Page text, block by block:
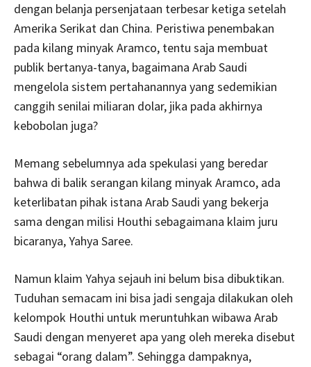
dengan belanja persenjataan terbesar ketiga setelah
Amerika Serikat dan China. Peristiwa penembakan
pada kilang minyak Aramco, tentu saja membuat
publik bertanya-tanya, bagaimana Arab Saudi
mengelola sistem pertahanannya yang sedemikian
canggih senilai miliaran dolar, jika pada akhirnya
kebobolan juga?
Memang sebelumnya ada spekulasi yang beredar
bahwa di balik serangan kilang minyak Aramco, ada
keterlibatan pihak istana Arab Saudi yang bekerja
sama dengan milisi Houthi sebagaimana klaim juru
bicaranya, Yahya Saree.
Namun klaim Yahya sejauh ini belum bisa dibuktikan.
Tuduhan semacam ini bisa jadi sengaja dilakukan oleh
kelompok Houthi untuk meruntuhkan wibawa Arab
Saudi dengan menyeret apa yang oleh mereka disebut
sebagai “orang dalam”. Sehingga dampaknya,